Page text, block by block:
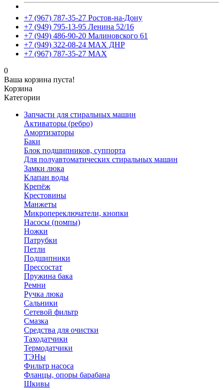
+7 (967) 787-35-27 Ростов-на-Дону
+7 (949) 795-13-95 Ленина 52/16
+7 (949) 486-90-20 Малиновского 61
+7 (949) 322-08-24 MAX ДНР
+7 (967) 787-35-27 MAX
0
Ваша корзина пуста!
Корзина
Категории
Запчасти для стиральных машин
Активаторы (ребро)
Амортизаторы
Баки
Блок подшипников, суппорта
Для полуавтоматических стиральных машин
Замки люка
Клапан воды
Крепёж
Крестовины
Манжеты
Микропереключатели, кнопки
Насосы (помпы)
Ножки
Патрубки
Петли
Подшипники
Прессостат
Пружина бака
Ремни
Ручка люка
Сальники
Сетевой фильтр
Смазка
Средства для очистки
Таходатчики
Термодатчики
ТЭНы
Фильтр насоса
Фланцы, опоры барабана
Шкивы